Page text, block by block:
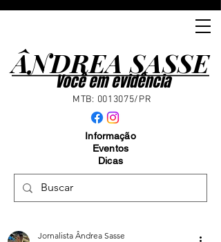
ÂNDREA SASSE
ÂNDREA SASSE
Você em evidência
MTB: 0013075/PR
Informação
Eventos
Dicas
Jornalista Ândrea Sasse